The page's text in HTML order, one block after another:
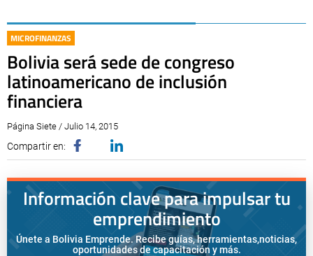
MICROFINANZAS
Bolivia será sede de congreso
latinoamericano de inclusión
financiera
Página Siete / Julio 14, 2015
Compartir en:
Información clave para impulsar tu
emprendimiento
Únete a Bolivia Emprende. Recibe guías, herramientas,noticias,
oportunidades de capacitación y más.